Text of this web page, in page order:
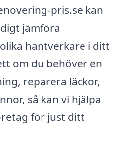
pris.se kan
jämföra
hantverkare i ditt
om du behöver en
reparera läckor,
så kan vi hjälpa
för just ditt